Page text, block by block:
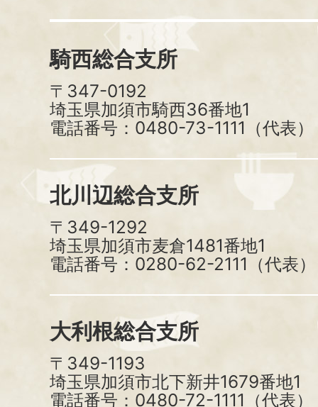
騎西総合支所
〒347-0192
埼玉県加須市騎西36番地1
電話番号：0480-73-1111（代表）
北川辺総合支所
〒349-1292
埼玉県加須市麦倉1481番地1
電話番号：0280-62-2111（代表）
大利根総合支所
〒349-1193
埼玉県加須市北下新井1679番地1
電話番号：0480-72-1111（代表）